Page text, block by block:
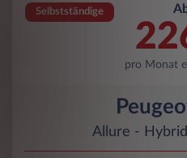
Selbstständige
pro Monat
Allure -